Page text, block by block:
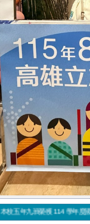
恭喜504周芯嬡同學榮獲高雄
本校五年九班榮獲 114 學年度